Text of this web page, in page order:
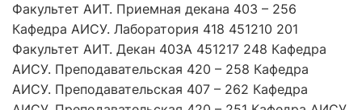
Факультет АИТ. Приемная декана 403 – 256
Кафедра АИСУ. Лаборатория 418 451210 201
Факультет АИТ. Декан 403А 451217 248 Кафедра
АИСУ. Преподавательская 420 – 258 Кафедра
АИСУ. Преподавательская 407 – 262 Кафедра